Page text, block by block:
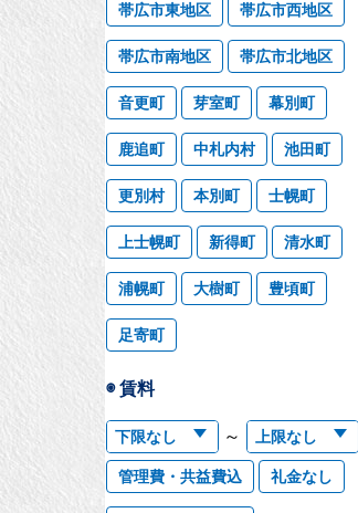
帯広市東地区 帯広市西地区
帯広市南地区 帯広市北地区
音更町 芽室町 幕別町
鹿追町 中札内村 池田町
更別村 本別町 士幌町
上士幌町 新得町 清水町
浦幌町 大樹町 豊頃町
足寄町
◉ 賃料
～
管理費・共益費込 礼金なし